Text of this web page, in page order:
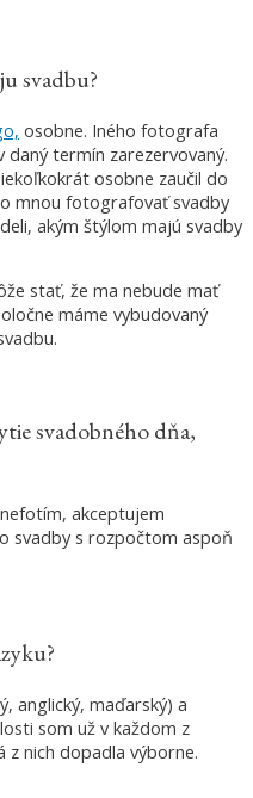
svadbu?
osobne. Iného fotografa
daný termín zarezervovaný.
osobne zaučil do
mnou fotografovať svadby
akým štýlom majú svadby
stať, že ma nebude mať
máme vybudovaný
svadobného dňa,
akceptujem
svadby s rozpočtom aspoň
anglický, maďarský) a
som už v každom z
nich dopadla výborne.